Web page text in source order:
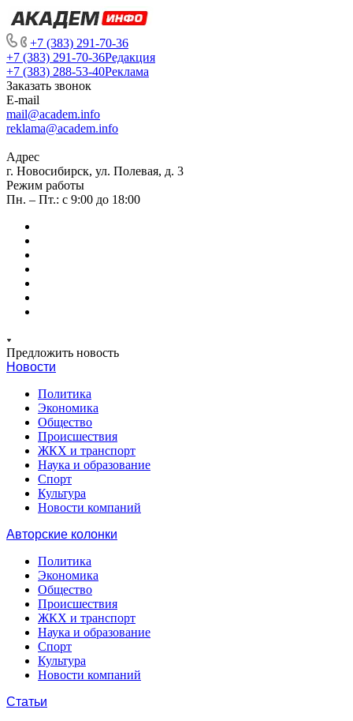
+7 (383) 291-70-36
+7 (383) 291-70-36Редакция
+7 (383) 288-53-40Реклама
Заказать звонок
E-mail
mail@academ.info
reklama@academ.info
Адрес
г. Новосибирск, ул. Полевая, д. 3
Режим работы
Пн. – Пт.: с 9:00 до 18:00
Предложить новость
Новости
Политика
Экономика
Общество
Происшествия
ЖКХ и транспорт
Наука и образование
Спорт
Культура
Новости компаний
Авторские колонки
Политика
Экономика
Общество
Происшествия
ЖКХ и транспорт
Наука и образование
Спорт
Культура
Новости компаний
Статьи